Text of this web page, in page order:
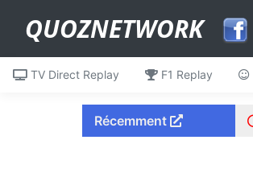
QUOZNETWORK
TV Direct Replay F1 Replay
Récemment